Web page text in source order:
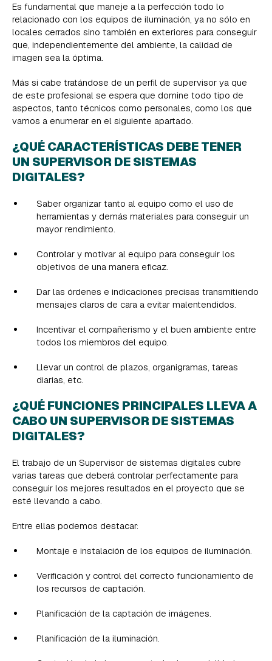
Es fundamental que maneje a la perfección todo lo
relacionado con los equipos de iluminación, ya no sólo en
locales cerrados sino también en exteriores para conseguir
que, independientemente del ambiente, la calidad de
imagen sea la óptima.
Más si cabe tratándose de un perfil de supervisor ya que
de este profesional se espera que domine todo tipo de
aspectos, tanto técnicos como personales, como los que
vamos a enumerar en el siguiente apartado.
¿QUÉ CARACTERÍSTICAS DEBE TENER
UN SUPERVISOR DE SISTEMAS
DIGITALES?
Saber organizar tanto al equipo como el uso de
herramientas y demás materiales para conseguir un
mayor rendimiento.
Controlar y motivar al equipo para conseguir los
objetivos de una manera eficaz.
Dar las órdenes e indicaciones precisas transmitiendo
mensajes claros de cara a evitar malentendidos.
Incentivar el compañerismo y el buen ambiente entre
todos los miembros del equipo.
Llevar un control de plazos, organigramas, tareas
diarias, etc.
¿QUÉ FUNCIONES PRINCIPALES LLEVA A
CABO UN SUPERVISOR DE SISTEMAS
DIGITALES?
El trabajo de un Supervisor de sistemas digitales cubre
varias tareas que deberá controlar perfectamente para
conseguir los mejores resultados en el proyecto que se
esté llevando a cabo.
Entre ellas podemos destacar:
Montaje e instalación de los equipos de iluminación.
Verificación y control del correcto funcionamiento de
los recursos de captación.
Planificación de la captación de imágenes.
Planificación de la iluminación.